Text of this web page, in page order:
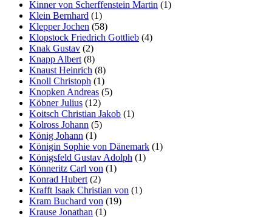
Kinner von Scherffenstein Martin (1)
Klein Bernhard (1)
Klepper Jochen (58)
Klopstock Friedrich Gottlieb (4)
Knak Gustav (2)
Knapp Albert (8)
Knaust Heinrich (8)
Knoll Christoph (1)
Knopken Andreas (5)
Köbner Julius (12)
Koitsch Christian Jakob (1)
Kolross Johann (5)
König Johann (1)
Königin Sophie von Dänemark (1)
Königsfeld Gustav Adolph (1)
Könneritz Carl von (1)
Konrad Hubert (2)
Krafft Isaak Christian von (1)
Kram Buchard von (19)
Krause Jonathan (1)